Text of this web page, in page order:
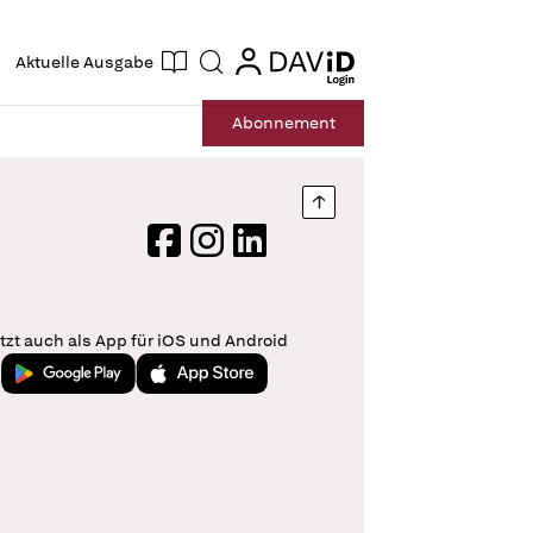
Aktuelle Ausgabe Suche login
login
Abonnement
Nach oben springen
FacebookInstagram
LinkedIn
auch als App für iOS und Android
Jetzt bei Google PlayLaden im App Store